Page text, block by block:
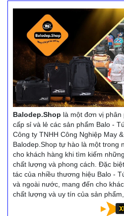
chống trộm hà nội là người
bạn đồng hành của bạn
trong mỗi hành trình dù là
đi học, đi làm, đi chơi...
Balodep.shop|Chuyên Balo
chống trộm hà nội, Balo-Túi
xách. Giao hàng toàn quốc,
Miễn phí đổi trả hàng,
thanh toán tiền khi nhận
hàng.
Balodep.Shop là một đơn vị phân
cấp sỉ và lẻ các sản phẩm Balo -
Công ty TNHH Công Nghiệp May
Balodep.Shop tự hào là một trong
cho khách hàng khi tìm kiếm
chất lượng và phong cách. Đặc
tác của nhiều thương hiệu Balo -
và ngoài nước, mang đến cho
chất lượng và uy tín của sản